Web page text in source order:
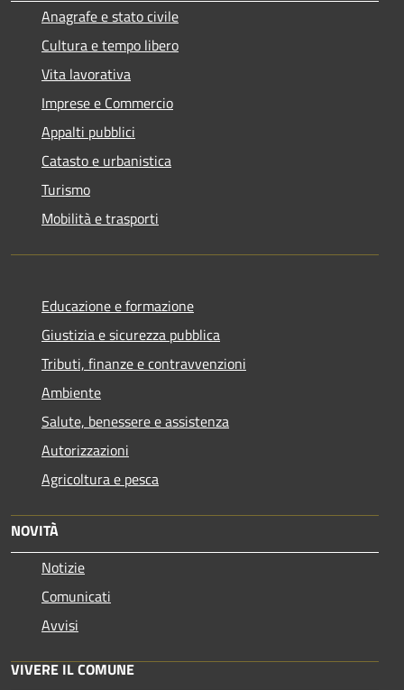
Anagrafe e stato civile
Cultura e tempo libero
Vita lavorativa
Imprese e Commercio
Appalti pubblici
Catasto e urbanistica
Turismo
Mobilità e trasporti
Educazione e formazione
Giustizia e sicurezza pubblica
Tributi, finanze e contravvenzioni
Ambiente
Salute, benessere e assistenza
Autorizzazioni
Agricoltura e pesca
NOVITÀ
Notizie
Comunicati
Avvisi
VIVERE IL COMUNE